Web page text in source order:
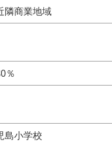
隣商業地域
％
島小学校